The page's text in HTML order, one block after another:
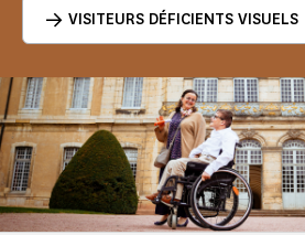
VISITEURS DÉFICIENTS VISUELS